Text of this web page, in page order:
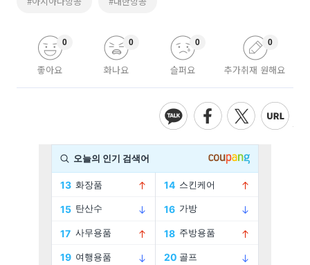
좋아요
0
화나요
0
슬퍼요
0
추가취재 원해요
0